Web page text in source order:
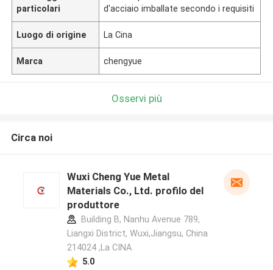
particolari
d'acciaio imballate secondo i requisiti
Luogo di origine La Cina
Marca chengyue
Osservi più
Circa noi
Wuxi Cheng Yue Metal
Materials Co., Ltd. profilo del
produttore
Building B, Nanhu Avenue 789,
Liangxi District, Wuxi,Jiangsu, China
214024 ,La CINA
5.0